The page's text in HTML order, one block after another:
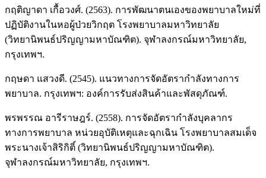
กฤติญาดา เกื้อวงศ์. (2563). การพัฒนาตนเองของพยาบาลใหม่ที่
ปฏิบัติงานในหอผู้ป่วยวิกฤต โรงพยาบาลมหาวิทยาลัย
(วิทยานิพนธ์ปริญญามหาบัณฑิต). จุฬาลงกรณ์มหาวิทยาลัย,
กรุงเทพฯ.
กฤษดา แสวงดี. (2545). แนวทางการจัดอัตรากำลังทางการ
พยาบาล. กรุงเทพฯ: องค์การรับส่งสินค้าและพัสดุภัณฑ์.
พรพรรณ อารีราษฎร์. (2558). การจัดอัตรากำลังบุคลากร
ทางการพยาบาล หน่วยอุบัติเหตุและฉุกเฉิน โรงพยาบาลสมเด็จ
พระนางเจ้าสิริกิติ์ (วิทยานิพนธ์ปริญญามหาบัณฑิต).
จุฬาลงกรณ์มหาวิทยาลัย, กรุงเทพฯ.